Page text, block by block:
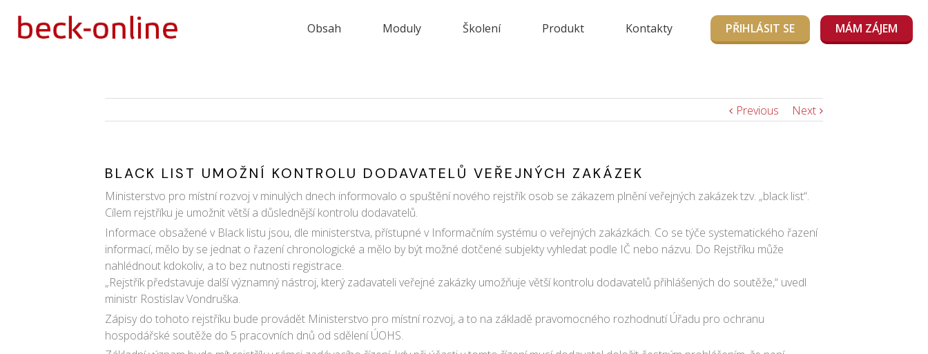
Obsah Moduly Školení Produkt Kontakty PŘIHLÁSIT SE MÁM ZÁJEM
Previous Next
BLACK LIST UMOŽNÍ KONTROLU DODAVATELŮ VEŘEJNÝCH ZAKÁZEK
Ministerstvo pro místní rozvoj v minulých dnech informovalo o spuštění nového rejstřík osob se zákazem plnění veřejných zakázek tzv. „black list“.
Cílem rejstříku je umožnit větší a důslednější kontrolu dodavatelů.
Informace obsažené v Black listu jsou, dle ministerstva, přístupné v Informačním systému o veřejných zakázkách. Co se týče systematického řazení
informací, mělo by se jednat o řazení chronologické a mělo by být možné dotčené subjekty vyhledat podle IČ nebo názvu. Do Rejstříku může
nahlédnout kdokoliv, a to bez nutnosti registrace.
„Rejstřík představuje další významný nástroj, který zadavateli veřejné zakázky umožňuje větší kontrolu dodavatelů přihlášených do soutěže,“ uvedl
ministr Rostislav Vondruška.
Zápisy do tohoto rejstříku bude provádět Ministerstvo pro místní rozvoj, a to na základě pravomocného rozhodnutí Úřadu pro ochranu
hospodářské soutěže do 5 pracovních dnů od sdělení ÚOHS.